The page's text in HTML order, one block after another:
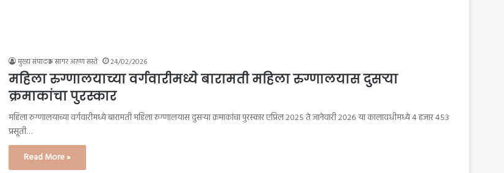
मुख्य संपादक सागर अरुण सस्ते 24/02/2026
महिला रुग्णालयाच्या वर्गवारीमध्ये बारामती महिला रुग्णालयास दुसऱ्या
क्रमाकांचा पुरस्कार
महिला रुग्णालयाच्या वर्गवारीमध्ये बारामती महिला रुग्णालयास दुसऱ्या क्रमाकांचा पुरस्कार एप्रिल २०२५ ते जानेवारी २०२६ या कालावधीमध्ये ४ हजार ४५३
प्रसूती…
Read More »